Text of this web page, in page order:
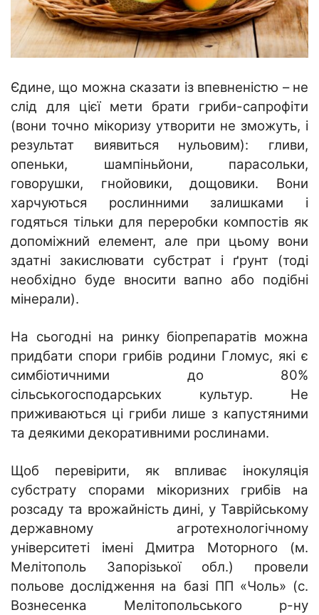
Єдине, що можна сказати із впевненістю – не
слід для цієї мети брати гриби-сапрофіти
(вони точно мікоризу утворити не зможуть, і
результат виявиться нульовим): гливи,
опеньки, шампіньйони, парасольки,
говорушки, гнойовики, дощовики. Вони
харчуються рослинними залишками і
годяться тільки для переробки компостів як
допоміжний елемент, але при цьому вони
здатні закислювати субстрат і ґрунт (тоді
необхідно буде вносити вапно або подібні
мінерали).
На сьогодні на ринку біопрепаратів можна
придбати спори грибів родини Гломус, які є
симбіотичними до 80%
сільськогосподарських культур. Не
приживаються ці гриби лише з капустяними
та деякими декоративними рослинами.
Щоб перевірити, як впливає інокуляція
субстрату спорами мікоризних грибів на
розсаду та врожайність дині, у Таврійському
державному агротехнологічному
університеті імені Дмитра Моторного (м.
Мелітополь Запорізької обл.) провели
польове дослідження на базі ПП «Чоль» (с.
Вознесенка Мелітопольського р-ну